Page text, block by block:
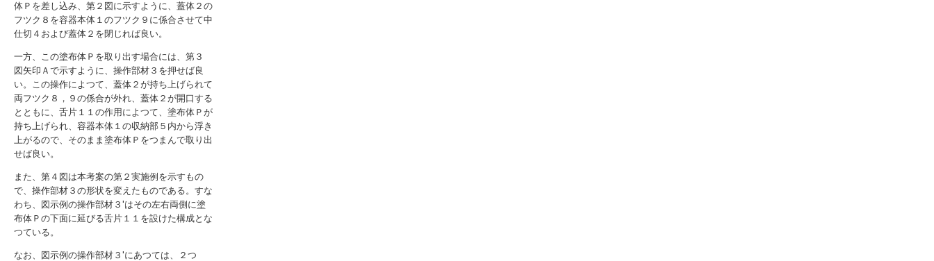
体Ｐを差し込み、第２図に示すように、蓋体２の
フツク８を容器本体１のフツク９に係合させて中
仕切４および蓋体２を閉じれば良い。
一方、この塗布体Ｐを取り出す場合には、第３
図矢印Ａで示すように、操作部材３を押せば良
い。この操作によつて、蓋体２が持ち上げられて
両フツク８，９の係合が外れ、蓋体２が開口する
とともに、舌片１１の作用によつて、塗布体Ｐが
持ち上げられ、容器本体１の収納部５内から浮き
上がるので、そのまま塗布体Ｐをつまんで取り出
せば良い。
また、第４図は本考案の第２実施例を示すもの
で、操作部材３の形状を変えたものである。すな
わち、図示例の操作部材３′はその左右両側に塗
布体Ｐの下面に延びる舌片１１を設けた構成とな
つている。
なお、図示例の操作部材３′にあつては、２つ